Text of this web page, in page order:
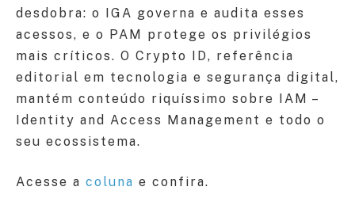
desdobra: o IGA governa e audita esses
acessos, e o PAM protege os privilégios
mais críticos. O Crypto ID, referência
editorial em tecnologia e segurança digital,
mantém conteúdo riquíssimo sobre IAM –
Identity and Access Management e todo o
seu ecossistema.
Acesse a coluna e confira.